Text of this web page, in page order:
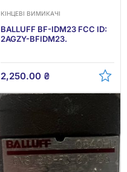
КІНЦЕВІ ВИМИКАЧІ
BALLUFF BF-IDM23 FCC ID:
2AGZY-BFIDM23.
2,250.00 ₴